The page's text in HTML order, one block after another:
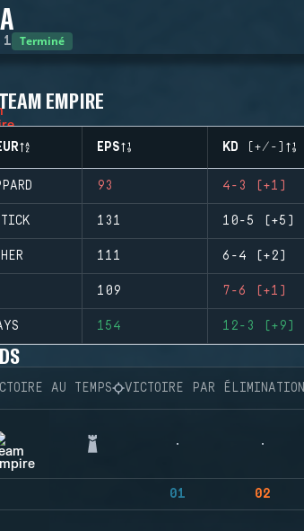
1 Terminé
TEAM EMPIRE
EPS KD (+/-)
93 4-3 (+1)
131 10-5 (+5)
111 6-4 (+2)
109 7-6 (+1)
154 12-3 (+9)
AU TEMPS VICTOIRE PAR ÉLIMINATION
01 02